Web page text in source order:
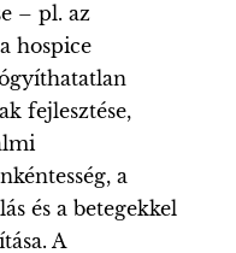
– pl. az
hospice
fejlesztése,
a
és a betegekkel
A